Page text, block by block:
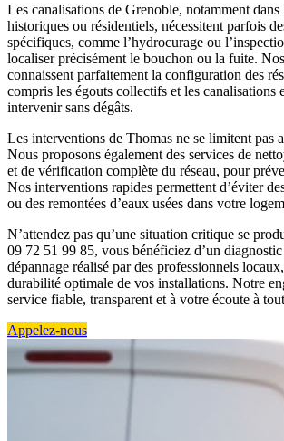
Les canalisations de Grenoble, notamment dans
historiques ou résidentiels, nécessitent parfois
spécifiques, comme l’hydrocurage ou
localiser précisément le bouchon ou la fuite.
connaissent parfaitement la configuration des
compris les égouts collectifs et les canalisations
intervenir sans dégâts.
Les interventions de Thomas ne se limitent pas
Nous proposons également des services de
et de vérification complète du réseau, pour
Nos interventions rapides permettent d’éviter
ou des remontées d’eaux usées dans votre
N’attendez pas qu’une situation critique se
09 72 51 99 85, vous bénéficiez d’un diagnostic
dépannage réalisé par des professionnels
durabilité optimale de vos installations. Notre
service fiable, transparent et à votre écoute à
Appelez-nous